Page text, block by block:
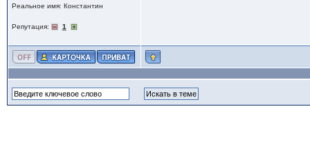
Реальное имя: Константин
Репутация: 1